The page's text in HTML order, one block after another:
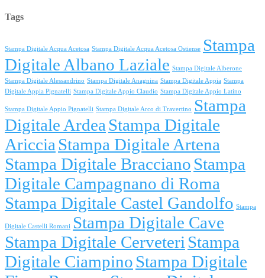
Tags
Stampa Digitale Acqua Acetosa Stampa Digitale Acqua Acetosa Ostiense Stampa
Digitale Albano Laziale Stampa Digitale Alberone
Stampa Digitale Alessandrino Stampa Digitale Anagnina Stampa Digitale Appia Stampa
Digitale Appia Pignatelli Stampa Digitale Appio Claudio Stampa Digitale Appio Latino
Stampa Digitale Appio Pignatelli Stampa Digitale Arco di Travertino
Stampa
Digitale Ardea Stampa Digitale
Ariccia Stampa Digitale Artena
Stampa Digitale Bracciano Stampa
Digitale Campagnano di Roma
Stampa Digitale Castel Gandolfo Stampa
Digitale Castelli Romani
Stampa Digitale Cave
Stampa Digitale Cerveteri Stampa
Digitale Ciampino Stampa Digitale